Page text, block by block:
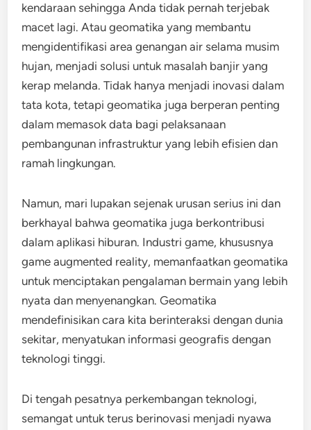
kendaraan sehingga Anda tidak pernah terjebak
macet lagi. Atau geomatika yang membantu
mengidentifikasi area genangan air selama musim
hujan, menjadi solusi untuk masalah banjir yang
kerap melanda. Tidak hanya menjadi inovasi dalam
tata kota, tetapi geomatika juga berperan penting
dalam memasok data bagi pelaksanaan
pembangunan infrastruktur yang lebih efisien dan
ramah lingkungan.
Namun, mari lupakan sejenak urusan serius ini dan
berkhayal bahwa geomatika juga berkontribusi
dalam aplikasi hiburan. Industri game, khususnya
game augmented reality, memanfaatkan geomatika
untuk menciptakan pengalaman bermain yang lebih
nyata dan menyenangkan. Geomatika
mendefinisikan cara kita berinteraksi dengan dunia
sekitar, menyatukan informasi geografis dengan
teknologi tinggi.
Di tengah pesatnya perkembangan teknologi,
semangat untuk terus berinovasi menjadi nyawa